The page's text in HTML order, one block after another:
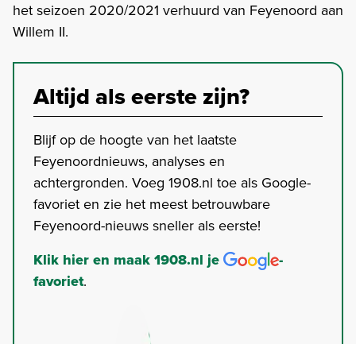
het seizoen 2020/2021 verhuurd van Feyenoord aan
Willem II.
Altijd als eerste zijn?
Blijf op de hoogte van het laatste
Feyenoordnieuws, analyses en
achtergronden. Voeg 1908.nl toe als Google-
favoriet en zie het meest betrouwbare
Feyenoord-nieuws sneller als eerste!
Klik hier en maak 1908.nl je
-
favoriet.